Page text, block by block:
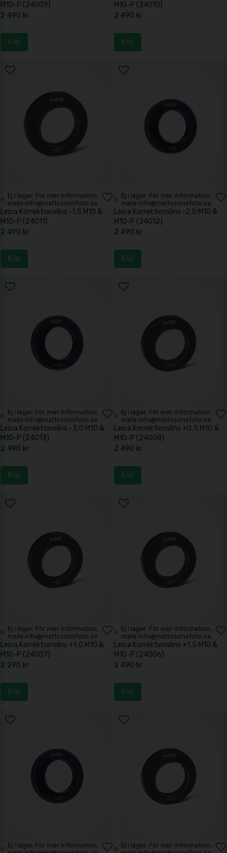
M10-P (24009)
2 490 kr
Köp
M10-P (24010)
2 490 kr
Köp
Ej i lager. För mer information,
maila info@mattssonsfoto.se
Leica Korrektionslins -1,5 M10 &
M10-P (24011)
2 490 kr
Köp
Ej i lager. För mer information,
maila info@mattssonsfoto.se
Leica Korrektionslins -2,0 M10 &
M10-P (24012)
2 490 kr
Köp
Ej i lager. För mer information,
maila info@mattssonsfoto.se
Leica Korrektionslins -3,0 M10 &
M10-P (24013)
2 490 kr
Köp
Ej i lager. För mer information,
maila info@mattssonsfoto.se
Leica Korrektionslins +0,5 M10 &
M10-P (24008)
2 490 kr
Köp
Ej i lager. För mer information,
maila info@mattssonsfoto.se
Leica Korrektionslins +1,0 M10 &
M10-P (24007)
2 290 kr
Köp
Ej i lager. För mer information,
maila info@mattssonsfoto.se
Leica Korrektionslins +1,5 M10 &
M10-P (24006)
2 490 kr
Köp
Ej i lager. För mer information,
Ej i lager. För mer information,